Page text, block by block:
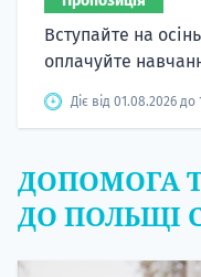
Вступайте на
оплачуйте
Діє від 01.08.2026 до
ДОПОМОГА
ДО ПОЛЬЩІ